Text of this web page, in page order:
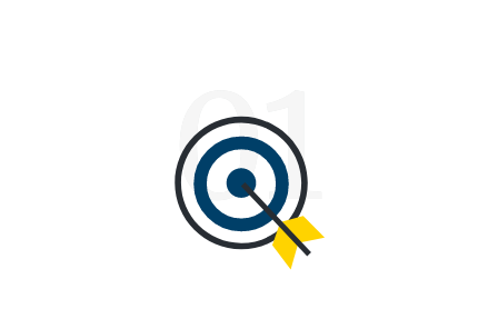
01